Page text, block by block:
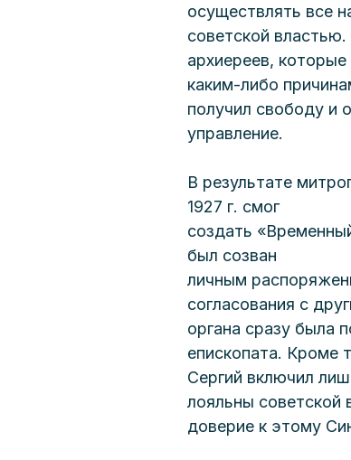
осуществлять все
советской
архиереев,
каким-либо
получил свободу и
управление.
В результате
1927 г. смог
создать
был созван
личным
согласования с
органа сразу была
епископата. Кроме
Сергий включил
лояльны советской
доверие к этому